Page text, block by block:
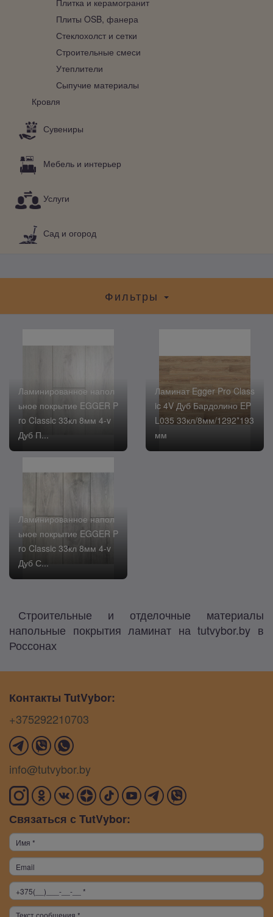
Плиты OSB, фанера
Стеклохолст и сетки
Строительные смеси
Утеплители
Сыпучие материалы
Кровля
Сувениры
Мебель и интерьер
Услуги
Сад и огород
Фильтры
Ламинированное напол
ьное покрытие EGGER P
ro Classic 33кл 8мм 4-v
Дуб П...
Ламинат Egger Pro Class
ic 4V Дуб Бардолино EP
L035 33кл/8мм/1292*193
мм
Ламинированное напол
ьное покрытие EGGER P
ro Classic 33кл 8мм 4-v
Дуб С...
Строительные и отделочные материалы
напольные покрытия ламинат на tutvybor.by в
Россонах
Контакты TutVybor:
+375292210703
info@tutvybor.by
Связаться с TutVybor: